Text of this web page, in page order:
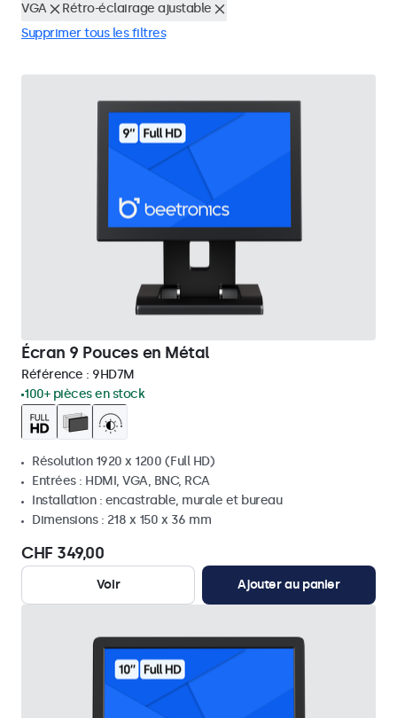
VGA
Rétro-éclairage ajustable
Supprimer tous les filtres
Écran 9 Pouces en Métal
Référence : 9HD7M
100+ pièces en stock
Résolution 1920 x 1200 (Full HD)
Entrées : HDMI, VGA, BNC, RCA
Installation : encastrable, murale et bureau
Dimensions : 218 x 150 x 36 mm
CHF 349,00
Voir Ajouter au panier